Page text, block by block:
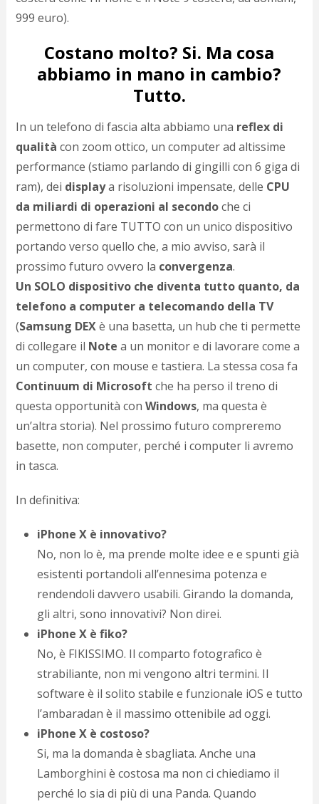
999 euro).
Costano molto? Si. Ma cosa
abbiamo in mano in cambio?
Tutto.
In un telefono di fascia alta abbiamo una reflex di
qualità con zoom ottico, un computer ad altissime
performance (stiamo parlando di gingilli con 6 giga di
ram), dei displaya risoluzioni impensate, delle CPU
da miliardi di operazioni al secondoche ci
permettono di fare TUTTO con un unico dispositivo
portando verso quello che, a mio avviso, sarà il
prossimo futuro ovvero la convergenza.
Un SOLO dispositivo che diventa tutto quanto, da
telefono a computer a telecomando della TV
(Samsung DEXè una basetta, un hub che ti permette
di collegare il Note a un monitor e di lavorare come a
un computer, con mouse e tastiera. La stessa cosa fa
Continuum di Microsoft che ha perso il treno di
questa opportunità con Windows, ma questa è
un’altra storia). Nel prossimo futuro compreremo
basette, non computer, perché i computer li avremo
in tasca.
In definitiva:
iPhone X è innovativo?
No, non lo è, ma prende molte idee e e spunti già
esistenti portandoli all’ennesima potenza e
rendendoli davvero usabili. Girando la domanda,
gli altri, sono innovativi? Non direi.
iPhone X è fiko?
No, è FIKISSIMO. Il comparto fotografico è
strabiliante, non mi vengono altri termini. Il
software è il solito stabile e funzionale iOS e tutto
l’ambaradan è il massimo ottenibile ad oggi.
iPhone X è costoso?
Si, ma la domanda è sbagliata. Anche una
Lamborghini è costosa ma non ci chiediamo il
perché lo sia di più di una Panda. Quando